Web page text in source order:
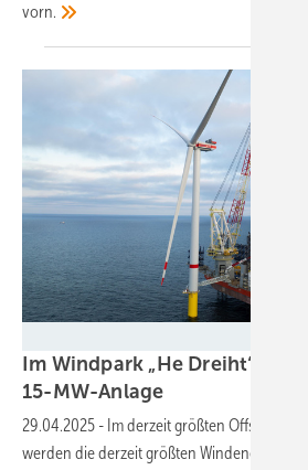
vorn.
Im Windpark „He Dreiht“ steht
15-MW-Anlage
29.04.2025 - Im derzeit größten Offshore-
werden die derzeit größten